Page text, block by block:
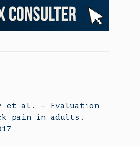
et al. – Evaluation
pain in adults.